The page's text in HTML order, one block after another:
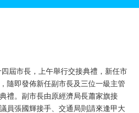
屆市長，上午舉行交接典禮，新任市
隨即發佈新任副市長及三位一級主管
禮。副市長由原經濟局長蕭家旗接
員張國輝接手、交通局則請來逢甲大